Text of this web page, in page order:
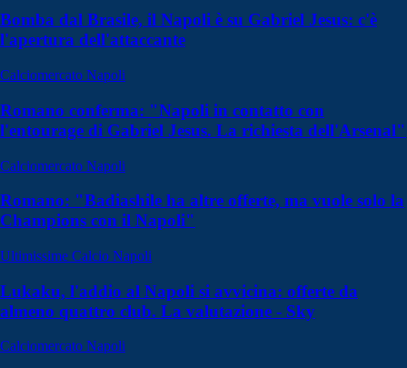
Bomba dal Brasile, il Napoli è su Gabriel Jesus: c'è
l'apertura dell'attaccante
Calciomercato Napoli
Romano conferma: "Napoli in contatto con
l'entourage di Gabriel Jesus. La richiesta dell'Arsenal"
Calciomercato Napoli
Romano: "Badiashile ha altre offerte, ma vuole solo la
Champions con il Napoli"
Ultimissime Calcio Napoli
Lukaku, l'addio al Napoli si avvicina: offerte da
almeno quattro club. La valutazione - Sky
Calciomercato Napoli